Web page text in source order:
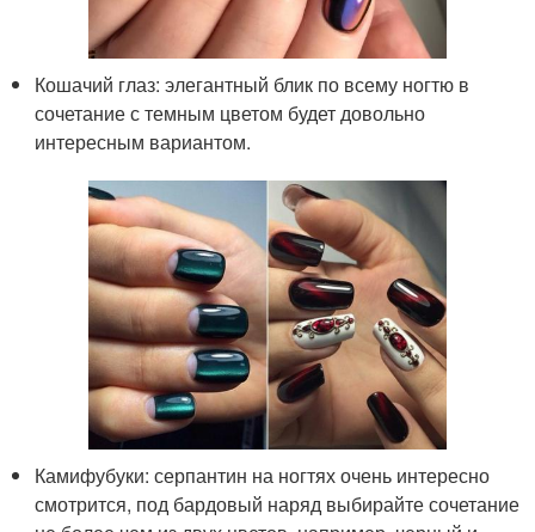
Кошачий глаз: элегантный блик по всему ногтю в
сочетание с темным цветом будет довольно
интересным вариантом.
Камифубуки: серпантин на ногтях очень интересно
смотрится, под бардовый наряд выбирайте сочетание